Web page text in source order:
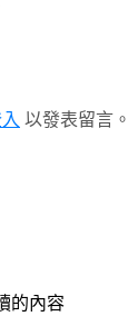
以發表留言。
的內容